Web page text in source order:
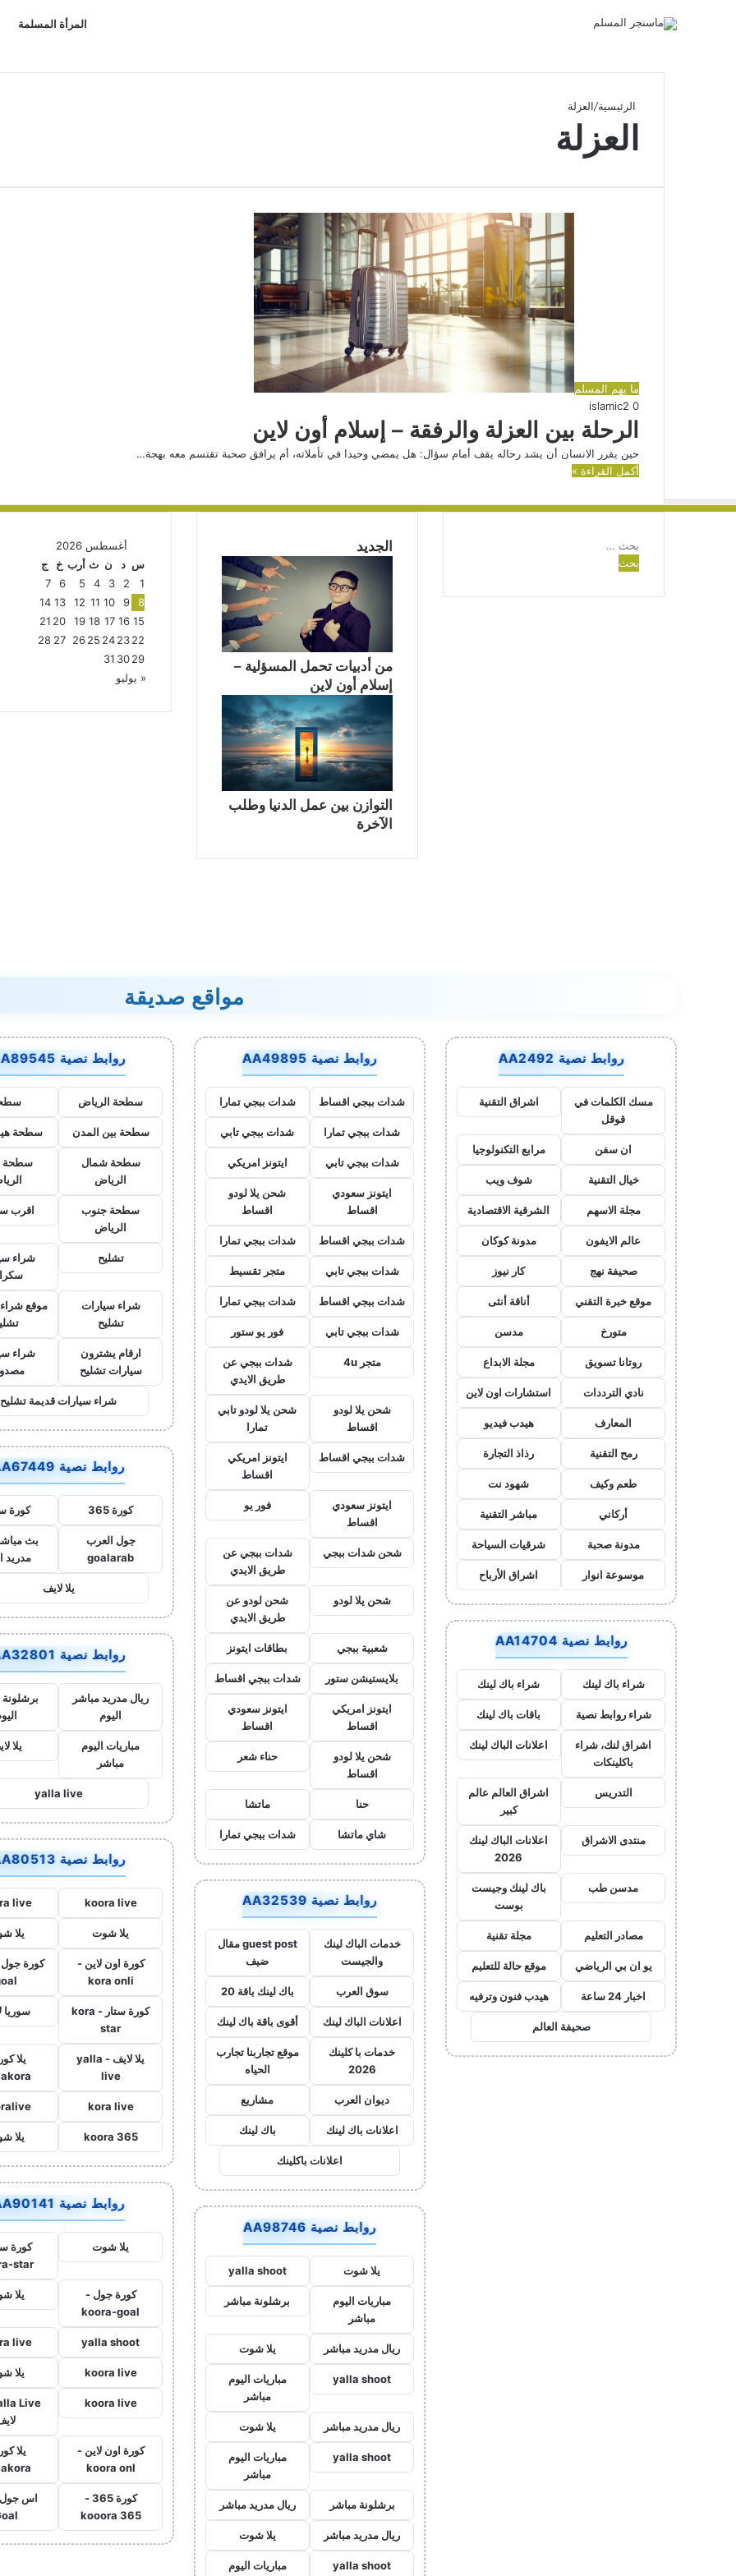
المرأة المسلمة
الرئيسية/العزلة
العزلة
ما يهم المسلم
islamic
0
الرحلة بين العزلة والرفقة – إسلام أون لاين
حين يقرر الانسان أن يشد رحاله يقف أمام سؤال: هل يمضي وحيدا في تأملاته، أم يرافق صحبة تقتسم معه بهجة…
أكمل القراءة »
أغسطس 2026
س د ن ث أرب خ
ج
1
2
3
4
5
6
7
8
9
10
11
12
13
14
15
16
17
18
19
20
21
22
23
24
25
26
27
28
29
30
31
« يوليو
الجديد
من أدبيات تحمل المسؤلية –
إسلام أون لاين
التوازن بين عمل الدنيا وطلب
الآخرة
البحث
عن:
مواقع صديقة
روابط نصية AA2492
مسك الكلمات في
قوقل
اشراق التقنية
ان سفن مرابع التكنولوجيا
خيال التقنية شوف ويب
مجلة الاسهم الشرقية الاقتصادية
عالم الايفون مدونة كوكان
صحيفة نهج كار نيوز
موقع خبرة التقني أناقة أنثى
متورخ مدسن
روتانا تسويق مجلة الابداع
نادي الترددات استشارات اون لاين
المعارف هيدب فيديو
رمح التقنية رذاذ التجارة
طعم وكيف شهود نت
أركاني مباشر التقنية
مدونة صحبة شرقيات السياحة
موسوعة انوار اشراق الأرباح
روابط نصية AA14704
شراء باك لينك شراء باك لينك
شراء روابط نصية باقات باك لينك
اشراق لنك، شراء
باكلينكات
اعلانات الباك لينك
التدريس
اشراق العالم عالم
كبير
منتدى الاشراق
اعلانات الباك لينك
2026
مدسن طب
باك لينك وجيست
بوست
مصادر التعليم مجلة تقنية
يو ان بي الرياضي موقع حالة للتعليم
اخبار 24 ساعة هيدب فنون وترفيه
صحيفة العالم
روابط نصية AA49895
شدات ببجي اقساط شدات ببجي تمارا
شدات ببجي تمارا شدات ببجي تابي
شدات ببجي تابي ايتونز امريكي
ايتونز سعودي
اقساط
شحن يلا لودو
اقساط
شدات ببجي اقساط شدات ببجي تمارا
شدات ببجي تابي متجر تقسيط
شدات ببجي اقساط شدات ببجي تمارا
شدات ببجي تابي فور يو ستور
متجر 4u
شدات ببجي عن
طريق الايدي
شحن يلا لودو
اقساط
شحن يلا لودو تابي
تمارا
شدات ببجي اقساط
ايتونز امريكي
اقساط
ايتونز سعودي
اقساط
فور يو
شحن شدات ببجي
شدات ببجي عن
طريق الايدي
شحن يلا لودو
شحن لودو عن
طريق الايدي
شعبية ببجي بطاقات ايتونز
بلايستيشن ستور شدات ببجي اقساط
ايتونز امريكي
اقساط
ايتونز سعودي
اقساط
شحن يلا لودو
اقساط
حناء شعر
حنا ماتشا
شاي ماتشا شدات ببجي تمارا
روابط نصية AA32539
خدمات الباك لينك
والجيست
guest post مقال
ضيف
سوق العرب باك لينك باقة 20
اعلانات الباك لينك أقوى باقة باك لينك
خدمات با كلينك
2026
موقع تجاربنا تجارب
الحياه
ديوان العرب مشاريع
اعلانات باك لينك باك لينك
اعلانات باكلينك
روابط نصية AA98746
يلا شوت yalla shoot
مباريات اليوم
مباشر
برشلونة مباشر
ريال مدريد مباشر يلا شوت
yalla shoot
مباريات اليوم
مباشر
ريال مدريد مباشر يلا شوت
yalla shoot
مباريات اليوم
مباشر
برشلونة مباشر ريال مدريد مباشر
ريال مدريد مباشر يلا شوت
yalla shoot
مباريات اليوم
روابط نصية AA89545
سطحة الرياض
سطحة بين المدن سطحة
سطحة شمال
الرياض
سطحة
سطحة جنوب
الرياض
اقرب
تشليح
شراء
شراء سيارات
تشليح
موقع
ارقام يشترون
سيارات تشليح
شراء
شراء سيارات قديمة تشليح
روابط نصية AA67449
كورة 365 كورة
جول العرب
goalarab
بث
مدريد
يلا لايف
روابط نصية AA32801
ريال مدريد مباشر
اليوم
برشلونة
مباريات اليوم
مباشر
يلا
yalla live
روابط نصية AA80513
koora live
live
يلا شوت يلا
كورة اون لاين -
kora onli
كورة ستار - kora
star
سوريا
يلا لايف - yalla
live
يلا
kora live
koora 365 يلا
روابط نصية AA90141
يلا شوت
كورة
star
كورة جول -
koora-goal
يلا
yalla shoot
live
koora live يلا
koora live
كورة اون لاين -
koora onl
يلا
كورة 365 -
kooora 365